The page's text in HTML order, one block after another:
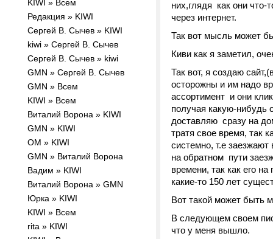
KIWI » Всем
Редакция » KIWI
Сергей В. Сычев » KIWI
kiwi » Сергей В. Сычев
Сергей В. Сычев » kiwi
GMN » Сергей В. Сычев
GMN » Всем
KIWI » Всем
Виталий Ворона » KIWI
GMN » KIWI
OM » KIWI
GMN » Виталий Ворона
Вадим » KIWI
Виталий Ворона » GMN
Юрка » KIWI
KIWI » Всем
rita » KIWI
них,глядя как они
через интернет.
Так вот мысль может
Киви как я заметил,
Так вот, я создаю
осторожны и им надо
ассортимент и они
получая какую-нибудь
доставляю сразу на
тратя свое время, так
системно, т.е заезжают
на обратном пути
времени, так как его
какие-то 150 лет
Вот такой может быть
В следующем своем
что у меня вышло.